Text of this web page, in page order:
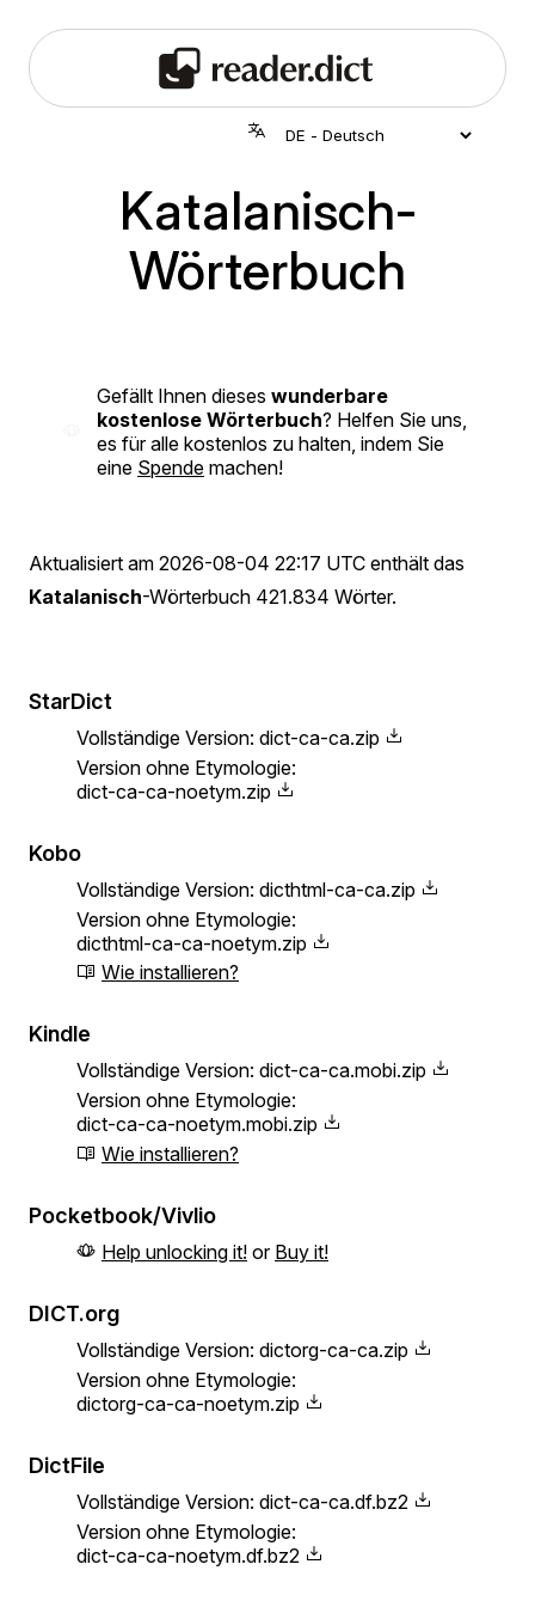
Katalanisch-
Wörterbuch
Gefällt Ihnen dieses wunderbare
kostenlose Wörterbuch? Helfen Sie uns,
es für alle kostenlos zu halten, indem Sie
eine Spende machen!
Aktualisiert am 2026-08-04 22:17 UTC enthält das
Katalanisch-Wörterbuch 421.834 Wörter.
StarDict
Vollständige Version: dict-ca-ca.zip
Version ohne Etymologie:
dict-ca-ca-noetym.zip
Kobo
Vollständige Version: dicthtml-ca-ca.zip
Version ohne Etymologie:
dicthtml-ca-ca-noetym.zip
Wie installieren?
Kindle
Vollständige Version: dict-ca-ca.mobi.zip
Version ohne Etymologie:
dict-ca-ca-noetym.mobi.zip
Wie installieren?
Pocketbook/Vivlio
Help unlocking it! or Buy it!
DICT.org
Vollständige Version: dictorg-ca-ca.zip
Version ohne Etymologie:
dictorg-ca-ca-noetym.zip
DictFile
Vollständige Version: dict-ca-ca.df.bz2
Version ohne Etymologie:
dict-ca-ca-noetym.df.bz2